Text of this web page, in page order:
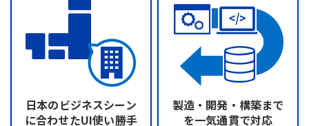
日本のビジネスシーン
に合わせたUI使い勝手
製造・開発・構築まで
を一気通貫で対応